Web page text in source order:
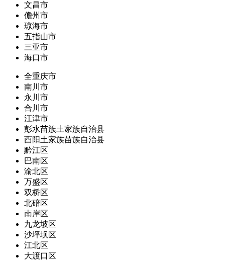
文昌市
儋州市
琼海市
五指山市
三亚市
海口市
全重庆市
南川市
永川市
合川市
江津市
彭水苗族土家族自治县
酉阳土家族苗族自治县
黔江区
巴南区
渝北区
万盛区
双桥区
北碚区
南岸区
九龙坡区
沙坪坝区
江北区
大渡口区